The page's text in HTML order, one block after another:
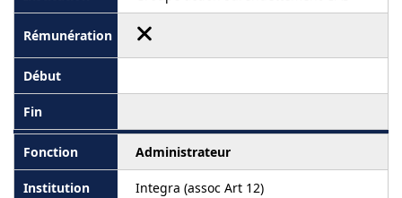
Administrateur
Integra (assoc Art 12)